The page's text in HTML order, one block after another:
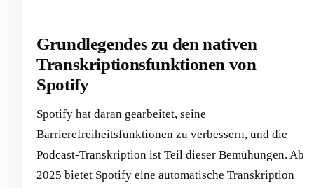
Grundlegendes zu den nativen
Transkriptionsfunktionen von
Spotify
Spotify hat daran gearbeitet, seine
Barrierefreiheitsfunktionen zu verbessern, und die
Podcast-Transkription ist Teil dieser Bemühungen. Ab
2025 bietet Spotify eine automatische Transkription